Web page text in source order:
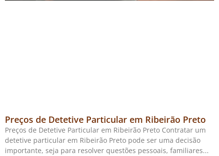
Preços de Detetive Particular em Ribeirão Preto
Preços de Detetive Particular em Ribeirão Preto Contratar um
detetive particular em Ribeirão Preto pode ser uma decisão
importante, seja para resolver questões pessoais, familiares